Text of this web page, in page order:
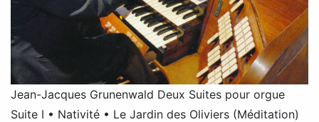
Jean-Jacques Grunenwald Deux Suites pour orgue
Suite I • Nativité • Le Jardin des Oliviers (Méditation)